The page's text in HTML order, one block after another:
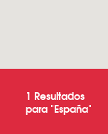
1 Resultados
para "España"